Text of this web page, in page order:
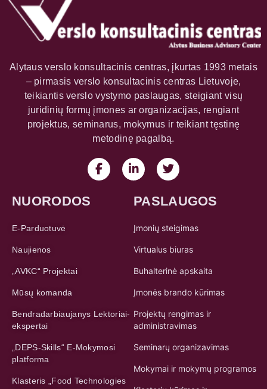
Alytaus verslo konsultacinis centras, įkurtas 1993 metais
teikiantis verslo vystymo paslaugas, steigiant visų
juridinių formų įmones ar organizacijas, rengiant
projektus, seminarus, mokymus ir teikiant tęstinę
metodinę pagalbą.
NUORODOS
E-Parduotuvė
Naujienos
„AVKC“ Projektai
Mūsų komanda
Bendradarbiaujanys Lektoriai-
ekspertai
„DEPS-Skills“ E-Mokymosi
platforma
Klasteris „Food Technologies
Digitalization LT“
PASLAUGOS
Įmonių steigimas
Virtualus biuras
Buhalterinė apskaita
Įmonės brando kūrimas
Projektų rengimas ir
administravimas
Seminarų organizavimas
Mokymai ir mokymų programos
Klasterių kūrimas ir
koordinavimas